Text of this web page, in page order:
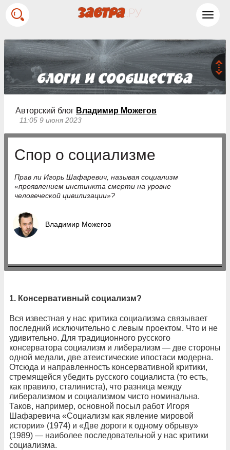
Авторский блог Владимир Можегов
11:05 9 июня 2023
Спор о социализме
Прав ли Игорь Шафаревич, называя социализм
«проявлением инстинкта смерти на уровне
человеческой цивилизации»?
Владимир Можегов
1. Консервативный социализм?
Вся известная у нас критика социализма связывает
последний исключительно с левым проектом. Что и не
удивительно. Для традиционного русского
консерватора социализм и либерализм — две стороны
одной медали, две атеистические ипостаси модерна.
Отсюда и направленность консервативной критики,
стремящейся убедить русского социалиста (то есть,
как правило, сталиниста), что разница между
либерализмом и социализмом чисто номинальна.
Таков, например, основной посыл работ Игоря
Шафаревича «Социализм как явление мировой
истории» (1974) и «Две дороги к одному обрыву»
(1989) — наиболее последовательной у нас критики
социализма.